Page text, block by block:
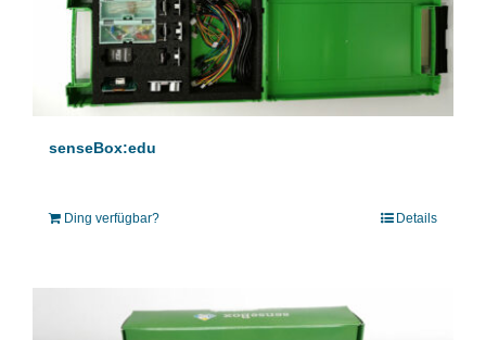
senseBox:edu
Ding verfügbar? Details